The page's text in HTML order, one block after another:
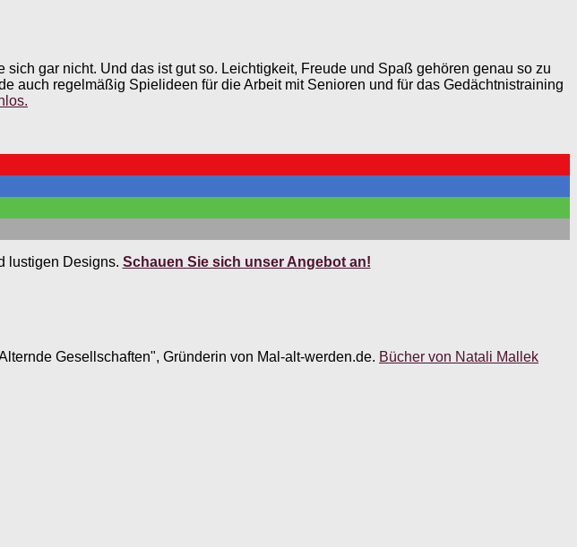
gar nicht. Und das ist gut so. Leichtigkeit, Freude und Spaß gehören genau so zu
auch regelmäßig Spielideen für die Arbeit mit Senioren und für das Gedächtnistraining
lustigen Designs. Schauen Sie sich unser Angebot an!
Gesellschaften", Gründerin von Mal-alt-werden.de. Bücher von Natali Mallek